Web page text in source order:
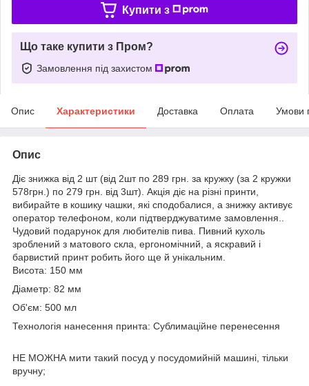
Купити з
Що таке купити з Пром?
Замовлення під захистом
Опис Характеристики Доставка Оплата Умови
Опис
Діє знижка від 2 шт (від 2шт по 289 грн. за кружку (за 2 кружки
578грн.) по 279 грн. від 3шт). Акція діє на різні принти,
вибирайте в кошику чашки, які сподобалися, а знижку активує
оператор телефоном, коли підтверджуватиме замовлення..
Чудовий подарунок для любителів пива. Пивний кухоль
зроблений з матового скла, ергономічний, а яскравий і
барвистий принт робить його ще й унікальним.
Висота: 150 мм
Діаметр: 82 мм
Об'єм: 500 мл
Технологія нанесення принта: Сублимаційне перенесення
НЕ МОЖНА мити такий посуд у посудомийній машині, тільки
вручну;